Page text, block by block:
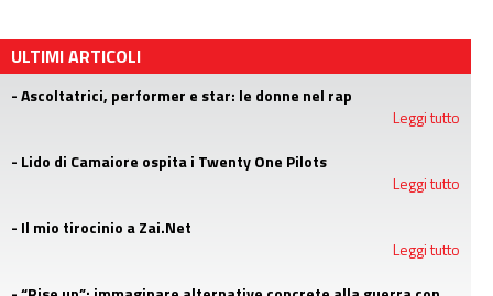
ULTIMI ARTICOLI
- Ascoltatrici, performer e star: le donne nel rap
Leggi tutto
- Lido di Camaiore ospita i Twenty One Pilots
Leggi tutto
- Il mio tirocinio a Zai.Net
Leggi tutto